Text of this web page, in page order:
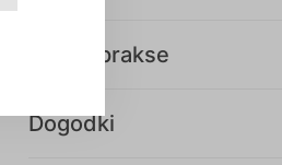
Dobre prakse
Dogodki